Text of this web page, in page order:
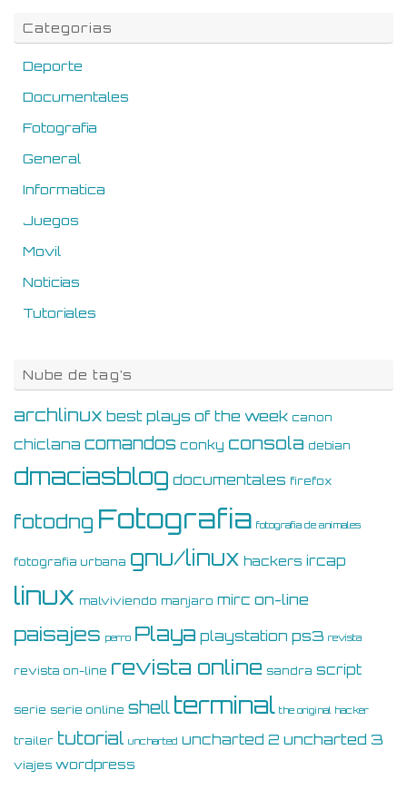
Categorias
Deporte
Documentales
Fotografia
General
Informatica
Juegos
Movil
Noticias
Tutoriales
Nube de tag’s
archlinux best plays of the week canon
chiclana comandos conky consola debian
dmaciasblog documentales firefox
fotodng Fotografia fotografia de animales
fotografia urbana gnu/linux hackers ircap
linux malviviendo manjaro mirc on-line
paisajes perro Playa playstation ps3 revista
revista on-line revista online sandra script
serie serie online shell terminal the original hacker
trailer tutorial uncharted uncharted 2 uncharted 3
viajes wordpress